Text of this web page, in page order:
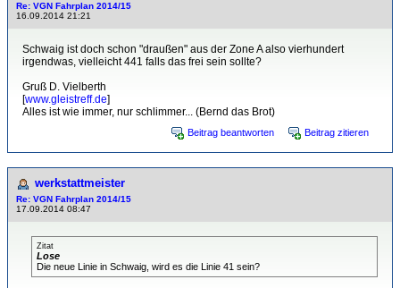
Re: VGN Fahrplan 2014/15
16.09.2014 21:21
Schwaig ist doch schon "draußen" aus der Zone A also vierhundert
irgendwas, vielleicht 441 falls das frei sein sollte?
Gruß D. Vielberth
[www.gleistreff.de]
Alles ist wie immer, nur schlimmer... (Bernd das Brot)
Beitrag beantworten Beitrag zitieren
werkstattmeister
Re: VGN Fahrplan 2014/15
17.09.2014 08:47
Zitat
Lose
Die neue Linie in Schwaig, wird es die Linie 41 sein?